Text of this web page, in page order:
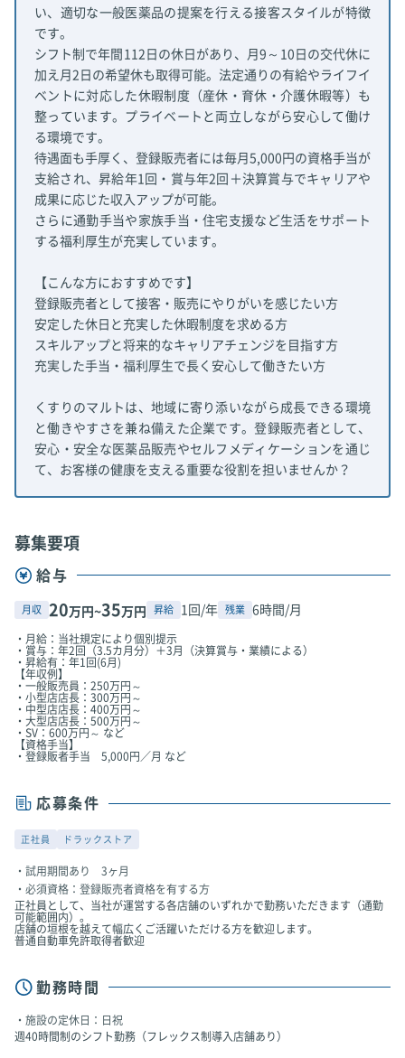
い、適切な一般医薬品の提案を行える接客スタイルが特徴
です。
シフト制で年間112日の休日があり、月9～10日の交代休に
加え月2日の希望休も取得可能。法定通りの有給やライフイ
ベントに対応した休暇制度（産休・育休・介護休暇等）も
整っています。プライベートと両立しながら安心して働け
る環境です。
待遇面も手厚く、登録販売者には毎月5,000円の資格手当が
支給され、昇給年1回・賞与年2回＋決算賞与でキャリアや
成果に応じた収入アップが可能。
さらに通勤手当や家族手当・住宅支援など生活をサポート
する福利厚生が充実しています。
【こんな方におすすめです】
登録販売者として接客・販売にやりがいを感じたい方
安定した休日と充実した休暇制度を求める方
スキルアップと将来的なキャリアチェンジを目指す方
充実した手当・福利厚生で長く安心して働きたい方
くすりのマルトは、地域に寄り添いながら成長できる環境
と働きやすさを兼ね備えた企業です。登録販売者として、
安心・安全な医薬品販売やセルフメディケーションを通じ
て、お客様の健康を支える重要な役割を担いませんか？
募集要項
給与
月収 20万円~35万円 昇給 1回/年 残業 6時間/月
・月給：当社規定により個別提示
・賞与：年2回（3.5カ月分）＋3月（決算賞与・業績による）
・昇給有：年1回(6月)
【年収例】
・一般販売員：250万円～
・小型店店長：300万円～
・中型店店長：400万円～
・大型店店長：500万円～
・SV：600万円～ など
【資格手当】
・登録販者手当 5,000円／月 など
応募条件
正社員 ドラックストア
試用期間あり 3ヶ月
必須資格：登録販売者資格を有する方
正社員として、当社が運営する各店舗のいずれかで勤務いただきます（通勤
可能範囲内）。
店舗の垣根を越えて幅広くご活躍いただける方を歓迎します。
普通自動車免許取得者歓迎
勤務時間
施設の定休日：日祝
週40時間制のシフト勤務（フレックス制導入店舗あり）